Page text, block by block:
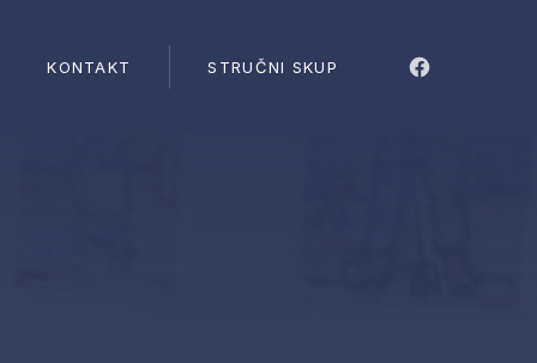
KONTAKT STRUČNI SKUP
New